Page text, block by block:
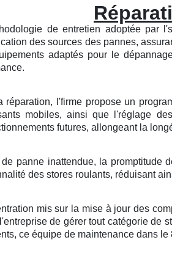
de entretien adoptée par
des sources des pannes,
adaptés pour le
réparation, l'firme propose un
mobiles, ainsi que l'réglage
futures, allongeant la
de panne inattendue, la promptitude
des stores roulants, réduisant
mis sur la mise à jour des
de gérer tout catégorie de
ce équipe de maintenance dans